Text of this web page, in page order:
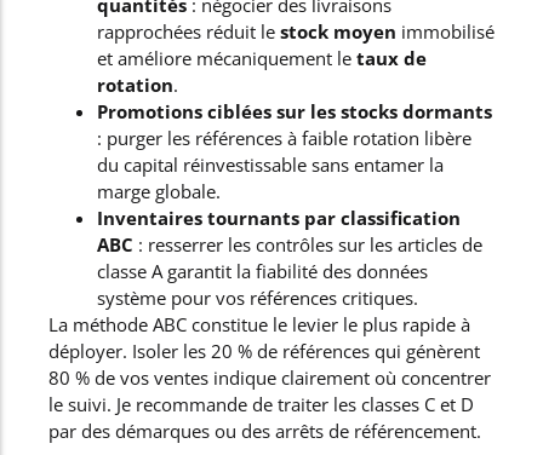
rapprochées réduit le stock moyen immobilisé
et améliore mécaniquement le taux de
rotation.
Promotions ciblées sur les stocks dormants
: purger les références à faible rotation libère
du capital réinvestissable sans entamer la
marge globale.
Inventaires tournants par classification
ABC : resserrer les contrôles sur les articles de
classe A garantit la fiabilité des données
système pour vos références critiques.
La méthode ABC constitue le levier le plus rapide à
déployer. Isoler les 20 % de références qui génèrent
80 % de vos ventes indique clairement où concentrer
le suivi. Je recommande de traiter les classes C et D
par des démarques ou des arrêts de référencement.